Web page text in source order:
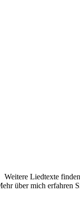
Weitere Liedtexte
über mich erfahren